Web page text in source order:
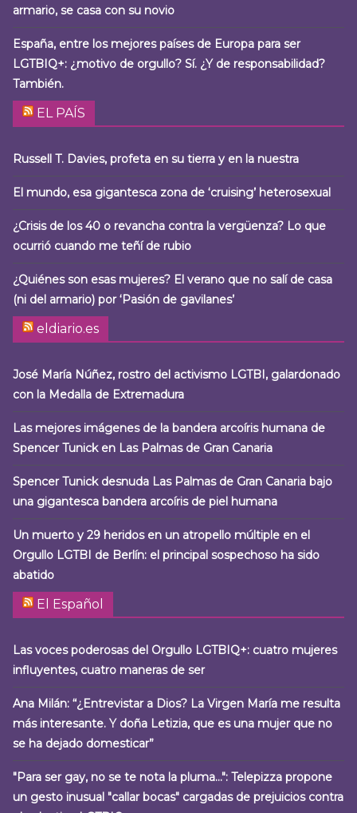
armario, se casa con su novio
España, entre los mejores países de Europa para ser
LGTBIQ+: ¿motivo de orgullo? Sí. ¿Y de responsabilidad?
También.
EL PAÍS
Russell T. Davies, profeta en su tierra y en la nuestra
El mundo, esa gigantesca zona de ‘cruising’ heterosexual
¿Crisis de los 40 o revancha contra la vergüenza? Lo que
ocurrió cuando me teñí de rubio
¿Quiénes son esas mujeres? El verano que no salí de casa
(ni del armario) por ‘Pasión de gavilanes’
eldiario.es
José María Núñez, rostro del activismo LGTBI, galardonado
con la Medalla de Extremadura
Las mejores imágenes de la bandera arcoíris humana de
Spencer Tunick en Las Palmas de Gran Canaria
Spencer Tunick desnuda Las Palmas de Gran Canaria bajo
una gigantesca bandera arcoíris de piel humana
Un muerto y 29 heridos en un atropello múltiple en el
Orgullo LGTBI de Berlín: el principal sospechoso ha sido
abatido
El Español
Las voces poderosas del Orgullo LGTBIQ+: cuatro mujeres
influyentes, cuatro maneras de ser
Ana Milán: “¿Entrevistar a Dios? La Virgen María me resulta
más interesante. Y doña Letizia, que es una mujer que no
se ha dejado domesticar”
"Para ser gay, no se te nota la pluma…": Telepizza propone
un gesto inusual "callar bocas" cargadas de prejuicios contra